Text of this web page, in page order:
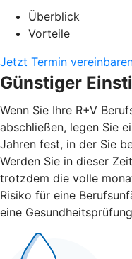
Überblick
Vorteile
Jetzt Termin
Günstiger
Wenn Sie Ihre R+V
abschließen, legen Sie
Jahren fest, in der Sie
Werden Sie in dieser
trotzdem die volle
Risiko für eine
eine